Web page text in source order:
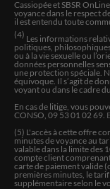
n'avais plus
réfléchi aux
remercie pour sa
ses conseils qui
très bonne
REMY
Je prends enfin
a donné raison à
juste sur toute la
paraissaient
consultation.
Cassiopée et SBSR
voyance dans le respect
il est entendu toute
(4) Les informations
politiques,
ou à la vie sexuelle ou
données personnelles
une protection spéciale.
équivoque. Il s’agit de
voyant ou dans le cadre
En cas de litige, vous
CONSO, 09 53 01 02 69.
(5) L'accès à cette offre
minutes de voyance au
valable dans la limite des
compte client
carte de paiement valide
premières minutes, le
supplémentaire selon le